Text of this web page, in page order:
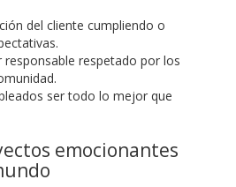
del cliente cumpliendo o
responsable respetado por los
ser todo lo mejor que
emocionantes